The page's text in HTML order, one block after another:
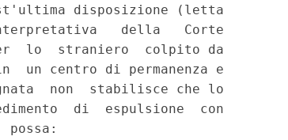
disposizione (letta
della   Corte
lo  straniero  colpito da
centro di permanenza e
non  stabilisce che lo
di  espulsione  con
possa: